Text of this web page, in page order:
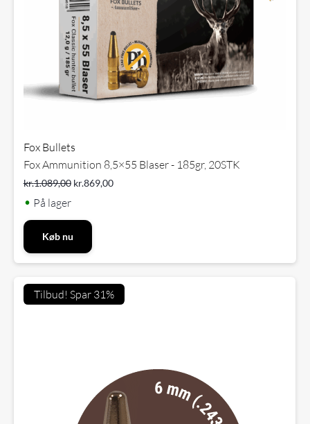
Fox Bullets
Fox Ammunition 8,5×55 Blaser - 185gr, 20STK
kr.1.089,00 kr.869,00
• På lager
Køb nu
Tilbud! Spar 31%